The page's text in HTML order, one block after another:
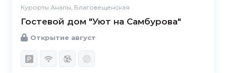
Курорты Анапы, Благовещенская
Гостевой дом "Уют на Самбурова"
Открытие август